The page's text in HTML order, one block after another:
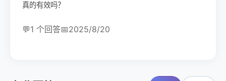
真的有效吗？
💬1 个回答📅2025/8/20